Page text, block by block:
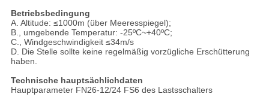
Betriebsbedingung
A. Altitude: ≤1000m (über Meeresspiegel);
B., umgebende Temperatur: -25ºC~+40ºC;
C., Windgeschwindigkeit ≤34m/s
D. Die Stelle sollte keine regelmäßig vorzügliche Erschütterung
haben.
Technische hauptsächlichdaten
Hauptparameter FN26-12/24 FS6 des Lastsschalters